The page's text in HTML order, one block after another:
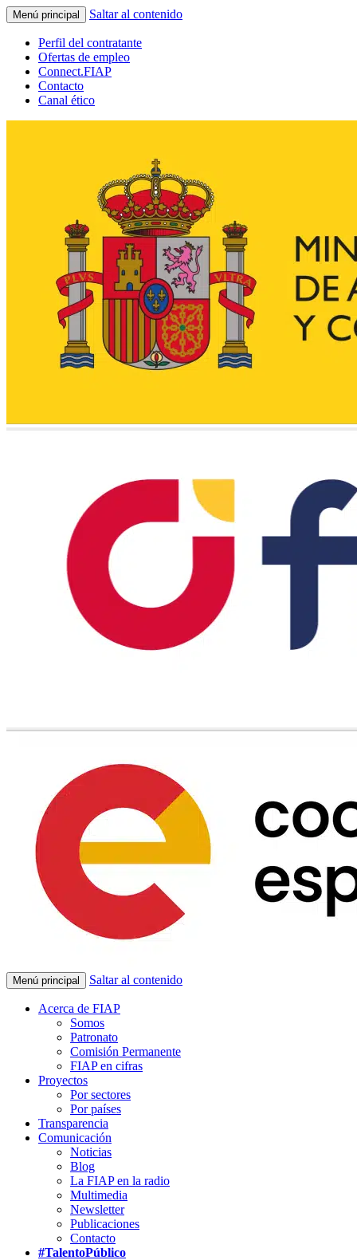
Menú principal Saltar al contenido
Perfil del contratante
Ofertas de empleo
Connect.FIAP
Contacto
Canal ético
Menú principal Saltar al contenido
Acerca de FIAP
Somos
Patronato
Comisión Permanente
FIAP en cifras
Proyectos
Por sectores
Por países
Transparencia
Comunicación
Noticias
Blog
La FIAP en la radio
Multimedia
Newsletter
Publicaciones
Contacto
#TalentoPúblico